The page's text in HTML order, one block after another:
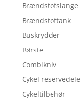
Brændstofslange
Brændstoftank
Buskrydder
Børste
Combikniv
Cykel reservedele
Cykeltilbehør